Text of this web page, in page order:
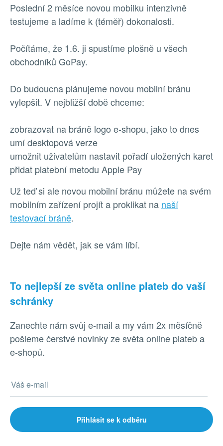
Poslední 2 měsíce novou mobilku intenzivně
testujeme a ladíme k (téměř) dokonalosti.
Počítáme, že 1.6. ji spustíme plošně u všech
obchodníků GoPay.
Do budoucna plánujeme novou mobilní bránu
vylepšit. V nejbližší době chceme:
zobrazovat na bráně logo e-shopu, jako to dnes
umí desktopová verze
umožnit uživatelům nastavit pořadí uložených karet
přidat platební metodu Apple Pay
Už teď si ale novou mobilní bránu můžete na svém
mobilním zařízení projít a proklikat na naší
testovací bráně.
Dejte nám vědět, jak se vám líbí.
To nejlepší ze světa online plateb do vaší
schránky
Zanechte nám svůj e-mail a my vám 2x měsíčně
pošleme čerstvé novinky ze světa online plateb a
e-shopů.